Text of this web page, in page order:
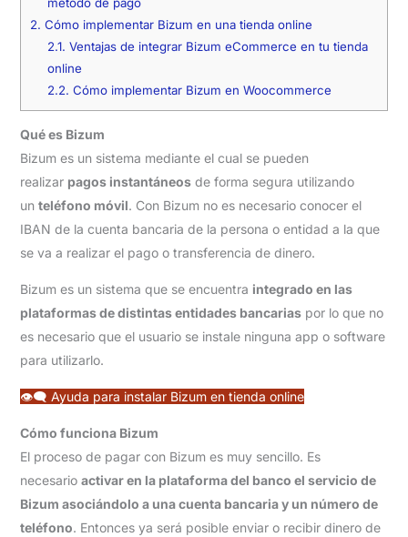
2. Cómo implementar Bizum en una tienda online
2.1. Ventajas de integrar Bizum eCommerce en tu tienda
online
2.2. Cómo implementar Bizum en Woocommerce
Qué es Bizum
Bizum es un sistema mediante el cual se pueden
realizar pagos instantáneosde forma segura utilizando
un teléfono móvil. Con Bizum no es necesario conocer el
IBAN de la cuenta bancaria de la persona o entidad a la que
se va a realizar el pago o transferencia de dinero.
Bizum es un sistema que se encuentra integrado en las
plataformas de distintas entidades bancariaspor lo que no
es necesario que el usuario se instale ninguna app o software
para utilizarlo.
👁‍🗨 Ayuda para instalar Bizum en tienda online
Cómo funciona Bizum
El proceso de pagar con Bizum es muy sencillo. Es
necesario activar en la plataforma del banco el servicio de
Bizum asociándolo a una cuenta bancaria y un número de
teléfono. Entonces ya será posible enviar o recibir dinero de